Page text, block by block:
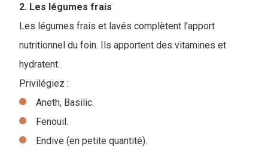
2. Les légumes frais
Les légumes frais et lavés complètent l’apport
nutritionnel du foin. Ils apportent des vitamines et
hydratent.
Privilégiez :
Aneth, Basilic.
Fenouil.
Endive (en petite quantité).